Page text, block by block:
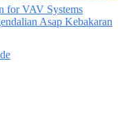
for VAV Systems
Asap Kebakaran